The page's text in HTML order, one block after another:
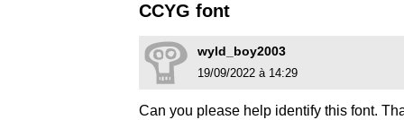
CCYG font
wyld_boy2003
19/09/2022 à 14:29
Can you please help identify this font.